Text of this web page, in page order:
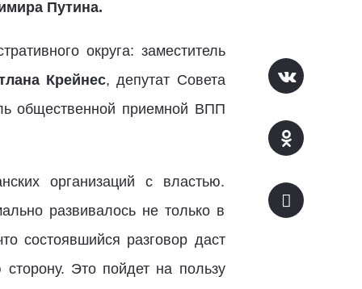
Путина.
округа: заместитель
Крейнес, депутат Совета
общественной приемной ВПП
организаций с властью.
развивалось не только в
состоявшийся разговор даст
Это пойдет на пользу